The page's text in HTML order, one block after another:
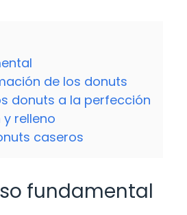
de los donuts
donuts a la perfección
relleno
caseros
fundamental